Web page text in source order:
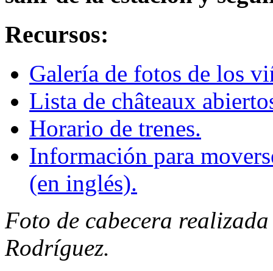
Recursos:
Galería de fotos de los
Lista de châteaux
Horario de trenes.
Información para
(en inglés).
Foto de cabecera
Rodríguez.